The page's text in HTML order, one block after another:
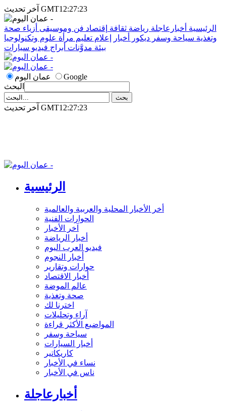
آخر تحديث GMT12:27:23
الرئيسية أخبارعاجلة رياضة ثقافة إقتصاد فن وموسيقى أزياء صحة
وتغذية سياحة وسفر ديكور أخبار إعلام تعليم مرأة علوم وتكنولوجيا
بيئة مدوَّنات أبراج فيديو سيارات
عمان اليوم
Google
البحث
آخر تحديث GMT12:27:23
الرئيسية
أخر الأخبار المحلية والعربية والعالمية
الحوارات الفنية
آخر الأخبار
أخبار الرياضة
فيديو العرب اليوم
أخبار النجوم
حوارات وتقارير
أخبار الاقتصاد
عالم الموضة
صحة وتغذية
اخترنا لك
آراء وتحليلات
المواضيع الأكثر قراءة
سياحة وسفر
أخبار السيارات
كاريكاتير
نساء في الأخبار
ناس في الأخبار
أخبارعاجلة